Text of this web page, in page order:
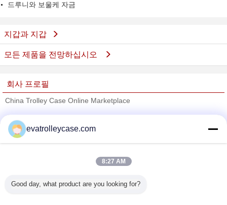
드루니와 보울케 자금
지갑과 지갑
모든 제품을 전망하십시오
회사 프로필
China Trolley Case Online Marketplace
Trust Seal
Verified Suplier
모든 제품
evatrolleycase.com
8:27 AM
Good day, what product are you looking for?